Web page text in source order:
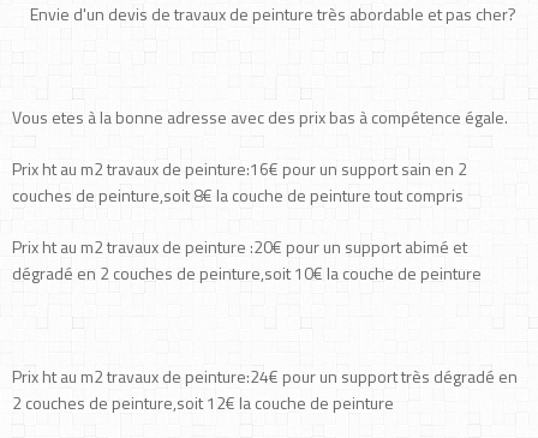
Envie d'un devis de travaux de peinture très abordable et pas cher?
Vous etes à la bonne adresse avec des prix bas à compétence égale.
Prix ht au m2 travaux de peinture:16€ pour un support sain en 2
couches de peinture,soit 8€ la couche de peinture tout compris
Prix ht au m2 travaux de peinture :20€ pour un support abimé et
dégradé en 2 couches de peinture,soit 10€ la couche de peinture
Prix ht au m2 travaux de peinture:24€ pour un support très dégradé en
2 couches de peinture,soit 12€ la couche de peinture